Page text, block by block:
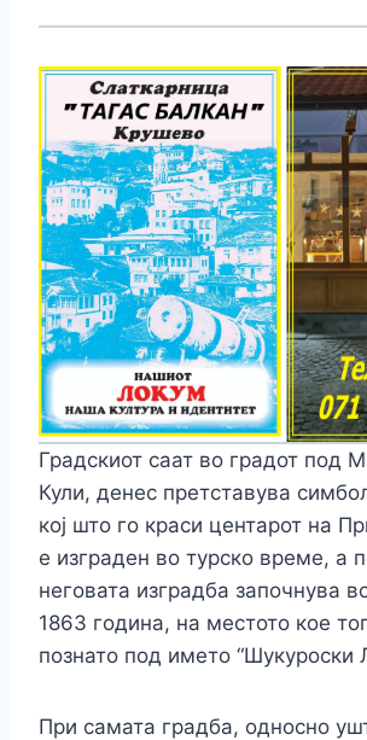
Градскиот саат во градот под
Кули, денес претставува
кој што го краси центарот на
е изграден во турско време, а
неговата изградба започнува
1863 година, на местото кое
познато под името “Шукуроски
При самата градба, односно